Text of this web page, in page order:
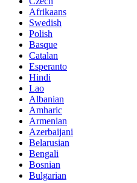
Afrikaans
Swedish
Polish
Basque
Catalan
Esperanto
Hindi
Lao
Albanian
Amharic
Armenian
Azerbaijani
Belarusian
Bengali
Bosnian
Bulgarian